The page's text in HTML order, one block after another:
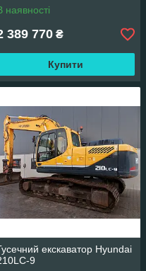
наявності
389 770 ₴
Купити
екскаватор Hyundai
9